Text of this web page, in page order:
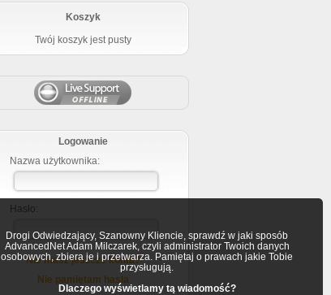
Drogi Odwiedzający, Szanowny Kliencie, sprawdź w jaki sposób
AdvancedNet Adam Milczarek, czyli administrator Twoich danych
osobowych, zbiera je i przetwarza. Pamiętaj o prawach jakie Tobie
przysługują.
Dlaczego wyświetlamy tą wiadomość?
Koszyk
Twój koszyk jest pusty
Logowanie
Nazwa użytkownika:
Hasło:
Nie masz jeszcze konta?
Nie pamiętam hasla